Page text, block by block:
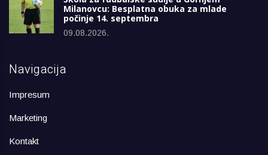
Milanovcu: Besplatna obuka za mlade
počinje 14. septembra
09.08.2026.
Navigacija
Impresum
Marketing
Kontakt